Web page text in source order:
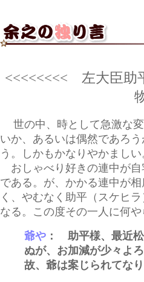
<<<<<<<< 左大臣助
世の中、時として急激な
いか、あるいは偶然であろ
う。しかもかなりやかましい
おしゃべり好きの連中が自
である。が、かかる連中が
く、やむなく助平（スケヒ
なる。この度その一人に何
爺や ： 助平様、最近
ぬが、お加減が少々よ
故、爺は案じられてな